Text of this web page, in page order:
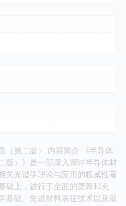
（第二版） 内容简介 《半导体
版）》是一部深入探讨半导体材
关光谱学理论与应用的权威性著
础上，进行了全面的更新和充
基础、先进材料表征技术以及最